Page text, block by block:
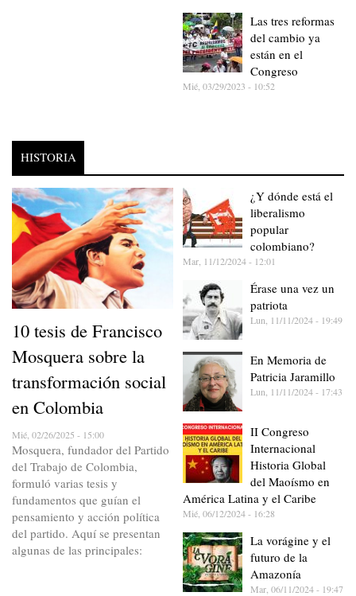
Las tres reformas
del cambio ya
están en el
Congreso
Mié, 03/29/2023 - 10:52
HISTORIA
10 tesis de Francisco
Mosquera sobre la
transformación social
en Colombia
Mié, 02/26/2025 - 15:00
Mosquera, fundador del Partido
del Trabajo de Colombia,
formuló varias tesis y
fundamentos que guían el
pensamiento y acción política
del partido. Aquí se presentan
algunas de las principales:
¿Y dónde está el
liberalismo
popular
colombiano?
Mar, 11/12/2024 - 12:01
Érase una vez un
patriota
Lun, 11/11/2024 - 19:49
En Memoria de
Patricia Jaramillo
Lun, 11/11/2024 - 17:43
II Congreso
Internacional
Historia Global
del Maoísmo en
América Latina y el Caribe
Mié, 06/12/2024 - 16:28
La vorágine y el
futuro de la
Amazonía
Mar, 06/11/2024 - 19:47